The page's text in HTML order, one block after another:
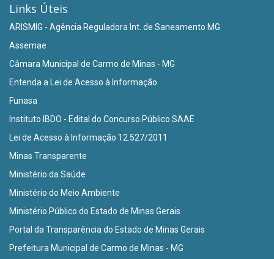
Links Úteis
ARISMIG - Agência Reguladora Int. de Saneamento MG
Assemae
Câmara Municipal de Carmo de Minas - MG
Entenda a Lei de Acesso à Informação
Funasa
Instituto IBDO - Edital do Concurso Público SAAE
Lei de Acesso à Informação 12.527/2011
Minas Transparente
Ministério da Saúde
Ministério do Meio Ambiente
Ministério Público do Estado de Minas Gerais
Portal da Transparência do Estado de Minas Gerais
Prefeitura Municipal de Carmo de Minas - MG